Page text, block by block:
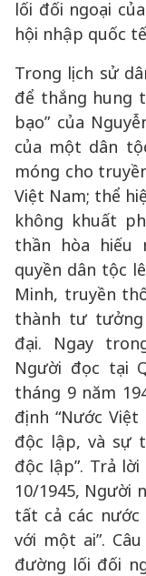
lối đối ngoại
hội nhập quốc
Trong lịch sử
để thắng hung
bạo” của
của một dân
móng cho
Việt Nam; thể
không khuất
thần hòa hiếu
quyền dân tộc
Minh, truyền
thành tư
đại. Ngay
Người đọc tại
tháng 9 năm
định “Nước
độc lập, và sự
độc lập”. Trả
10/1945, Người
tất cả các nước
với một ai”.
đường lối đối